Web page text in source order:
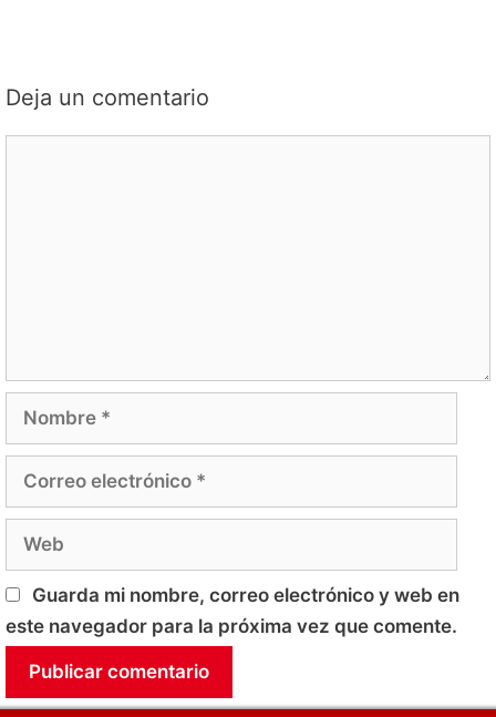
Deja un comentario
electrónico
Guarda mi nombre, correo electrónico y web en
este navegador para la próxima vez que comente.